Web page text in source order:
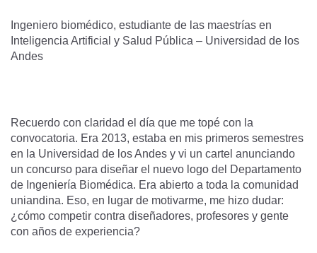
Ingeniero biomédico, estudiante de las maestrías en
Inteligencia Artificial y Salud Pública – Universidad de los
Andes
Recuerdo con claridad el día que me topé con la
convocatoria. Era 2013, estaba en mis primeros semestres
en la Universidad de los Andes y vi un cartel anunciando
un concurso para diseñar el nuevo logo del Departamento
de Ingeniería Biomédica. Era abierto a toda la comunidad
uniandina. Eso, en lugar de motivarme, me hizo dudar:
¿cómo competir contra diseñadores, profesores y gente
con años de experiencia?